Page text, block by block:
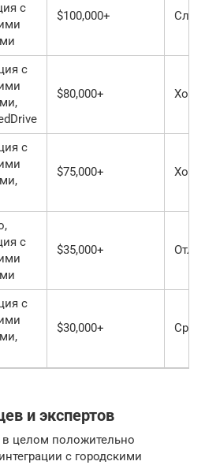
с
$100,000+
с
$80,000+
с
$75,000+
с
$35,000+
с
$30,000+
и экспертов
целом положительно
с городскими